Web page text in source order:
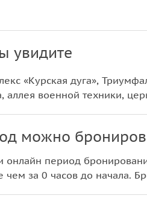
увидите
«Курская дуга»,
аллея военной техники,
можно
онлайн период
за 0 часов до начала.